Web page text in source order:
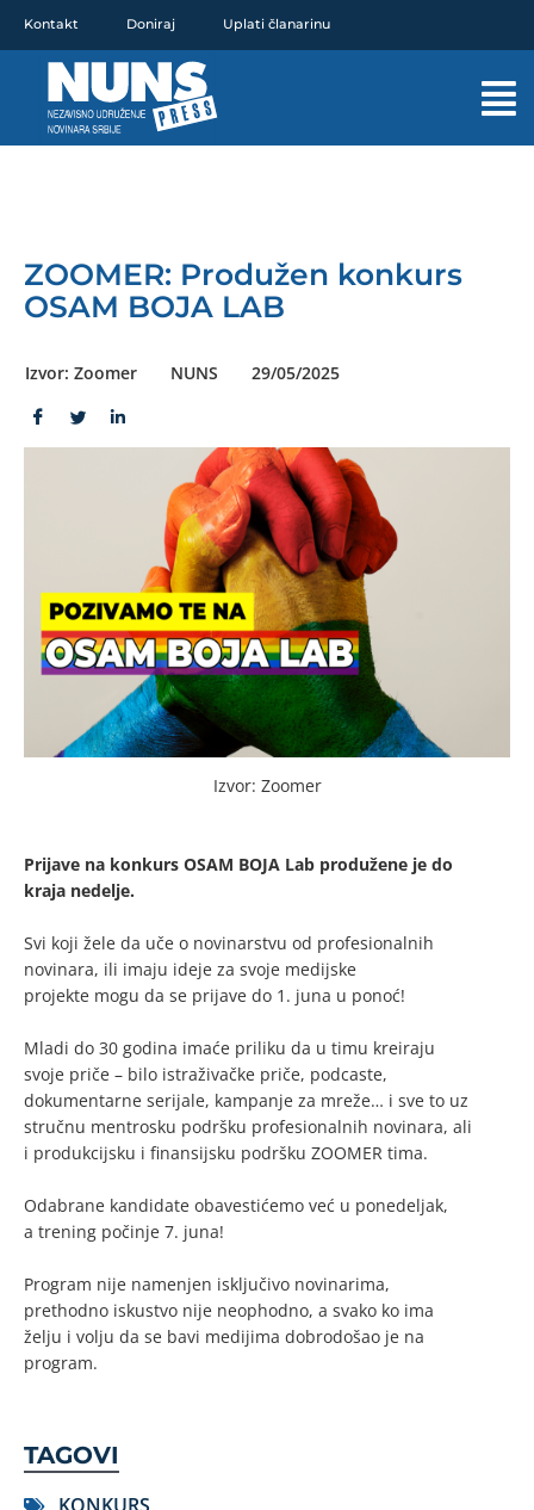
sadržaj
Kontakt Doniraj Uplati članarinu
ZOOMER: Produžen konkurs
OSAM BOJA LAB
Izvor: Zoomer NUNS 29/05/2025
Izvor: Zoomer
Prijave na konkurs OSAM BOJA Lab produžene je do
kraja nedelje.
Svi koji žele da uče o novinarstvu od profesionalnih
novinara, ili imaju ideje za svoje medijske
projekte mogu da se prijave do 1. juna u ponoć!
Mladi do 30 godina imaće priliku da u timu kreiraju
svoje priče – bilo istraživačke priče, podcaste,
dokumentarne serijale, kampanje za mreže… i sve to uz
stručnu mentrosku podršku profesionalnih novinara, ali
i produkcijsku i finansijsku podršku ZOOMER tima.
Odabrane kandidate obavestićemo već u ponedeljak,
a trening počinje 7. juna!
Program nije namenjen isključivo novinarima,
prethodno iskustvo nije neophodno, a svako ko ima
želju i volju da se bavi medijima dobrodošao je na
program.
TAGOVI